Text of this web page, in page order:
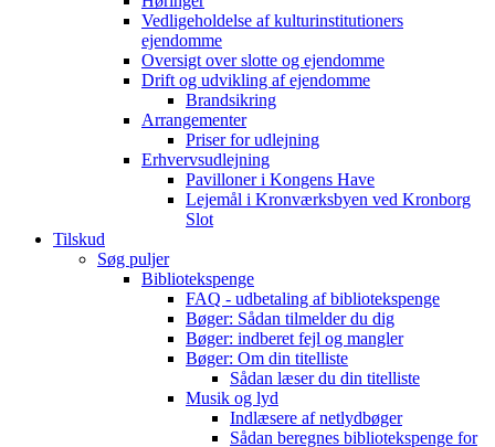
Vedligeholdelse af kulturinstitutioners
ejendomme
Oversigt over slotte og ejendomme
Drift og udvikling af ejendomme
Brandsikring
Arrangementer
Priser for udlejning
Erhvervsudlejning
Pavilloner i Kongens Have
Lejemål i Kronværksbyen ved Kronborg
Slot
Tilskud
Søg puljer
Bibliotekspenge
FAQ - udbetaling af bibliotekspenge
Bøger: Sådan tilmelder du dig
Bøger: indberet fejl og mangler
Bøger: Om din titelliste
Sådan læser du din titelliste
Musik og lyd
Indlæsere af netlydbøger
Sådan beregnes bibliotekspenge for